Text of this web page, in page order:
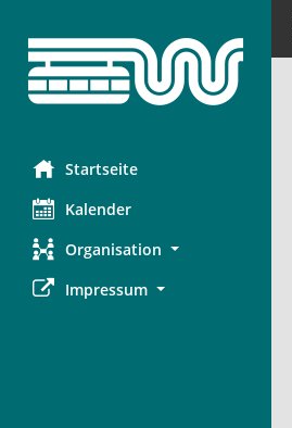
Startseite
Kalender
Organisation
Impressum